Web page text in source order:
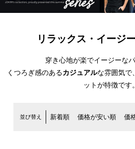
リラックス・イージ
穿き心地が楽でイージーなパ
くつろぎ感のあるカジュアルな雰囲気で
ットが特徴です。
並び替え 新着順 価格が安い順 価